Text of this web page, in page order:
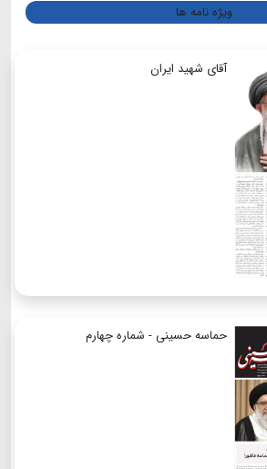
ویژه نامه ها
آقای شهید ایران
حماسه حسینی - شماره چهارم